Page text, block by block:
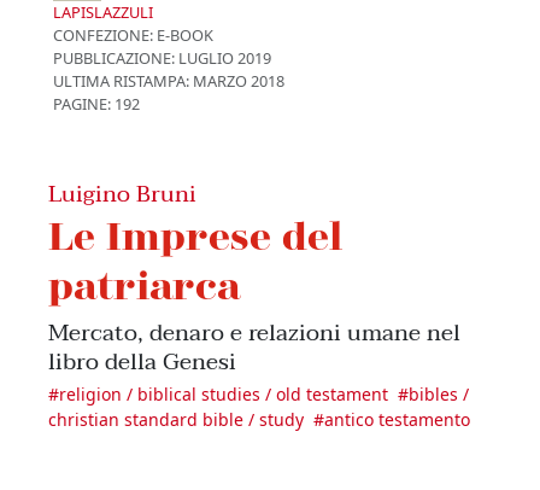
LAPISLAZZULI
CONFEZIONE: E-BOOK
PUBBLICAZIONE: LUGLIO 2019
ULTIMA RISTAMPA: MARZO 2018
PAGINE: 192
Luigino Bruni
Le Imprese del
patriarca
Mercato, denaro e relazioni umane nel
libro della Genesi
#religion / biblical studies / old testament #bibles /
christian standard bible / study #antico testamento